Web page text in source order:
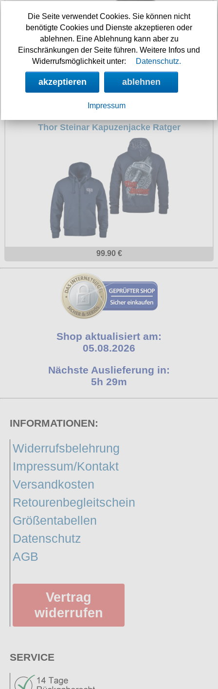
94.90 €
Thor Steinar Kapuzenjacke Ratger
99.90 €
Shop aktualisiert am:
05.08.2026
Nächste Auslieferung in:
5h 29m
INFORMATIONEN:
Widerrufsbelehrung
Impressum/Kontakt
Versandkosten
Retourenbegleitschein
Größentabellen
Datenschutz
AGB
Vertrag
widerrufen
SERVICE
Die Seite verwendet Cookies. Sie können nicht
benötigte Cookies und Dienste akzeptieren oder
ablehnen. Eine Ablehnung kann aber zu
Einschränkungen der Seite führen. Weitere Infos und
Widerrufsmöglichkeit unter:
Datenschutz.
akzeptieren ablehnen
Impressum